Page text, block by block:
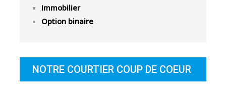
Immobilier
Option binaire
NOTRE COURTIER COUP DE COEUR